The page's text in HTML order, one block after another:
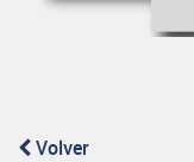
Volver